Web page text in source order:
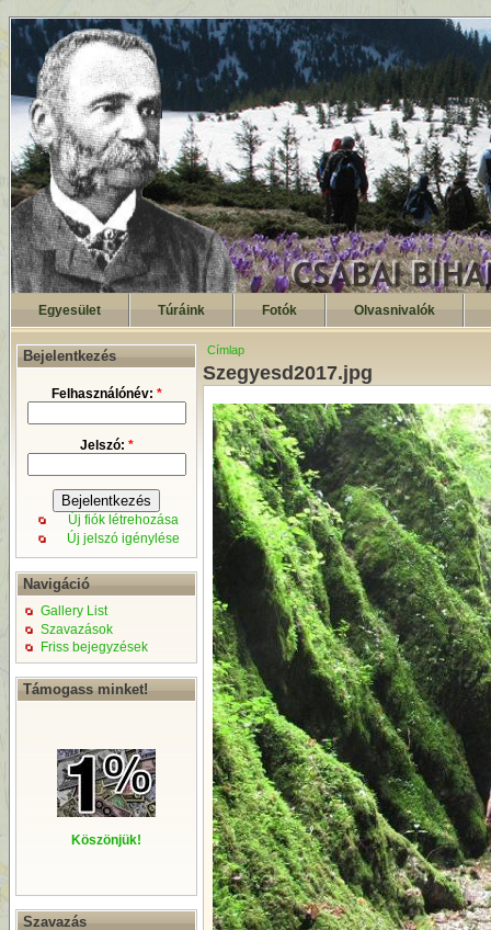
Egyesület Túráink Fotók Olvasnivalók
Bejelentkezés
Felhasználónév: *
Jelszó: *
Új fiók létrehozása
Új jelszó igénylése
Navigáció
Gallery List
Szavazások
Friss bejegyzések
Támogass minket!
Köszönjük!
Szavazás
Címlap
Szegyesd2017.jpg